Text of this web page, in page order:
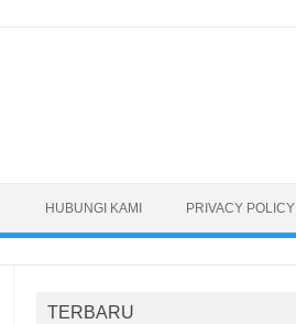
HUBUNGI KAMI PRIVACY POLICY
TERBARU